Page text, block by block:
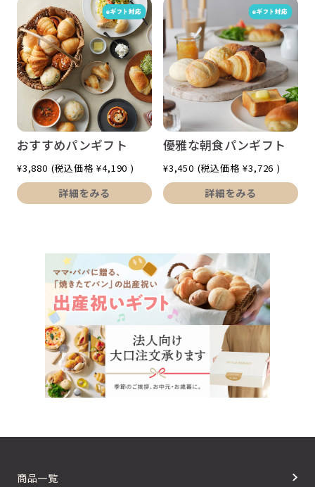
おすすめパンギフト
¥3,880 (税込価格 ¥4,190 )
詳細をみる
優雅な朝食パンギフト
¥3,450 (税込価格 ¥3,726 )
詳細をみる
商品一覧